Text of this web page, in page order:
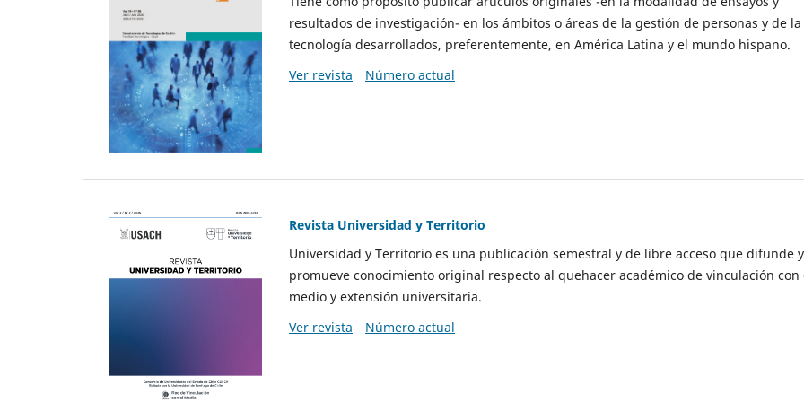
resultados de investigación- en los ámbitos o áreas de la gestión de personas y de la
tecnología desarrollados, preferentemente, en América Latina y el mundo hispano.
Ver revista
Número actual
Revista Universidad y Territorio
Universidad y Territorio es una publicación semestral y de libre acceso que difunde y
promueve conocimiento original respecto al quehacer académico de vinculación con
medio y extensión universitaria.
Ver revista
Número actual